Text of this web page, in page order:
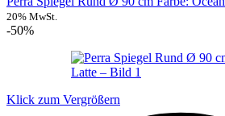
20% MwSt.
-50%
Klick zum Vergrößern